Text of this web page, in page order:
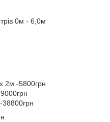
0м - 6,0м
2м -5800грн